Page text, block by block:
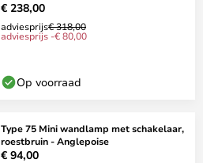
€ 238,00
adviesprijs€ 318,00
adviesprijs -€ 80,00
Op voorraad
Type 75 Mini wandlamp met schakelaar,
roestbruin - Anglepoise
€ 94,00